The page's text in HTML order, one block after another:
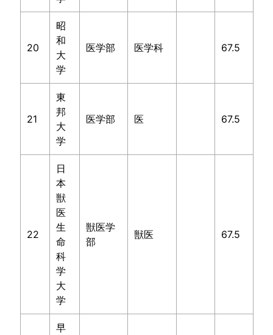
20
昭
和
大
学
医学部 医学科 67.5
21
東
邦
大
学
医学部 医 67.5
22
日
本
獣
医
生
命
科
学
大
学
獣医学
部
獣医 67.5
早